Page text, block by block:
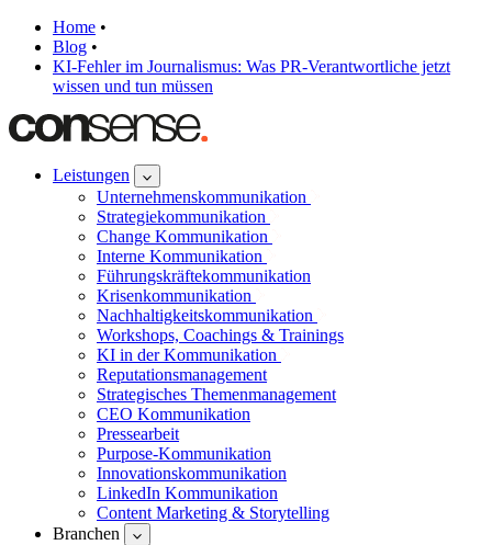
Home •
Blog •
KI-Fehler im Journalismus: Was PR-Verantwortliche jetzt
wissen und tun müssen
Leistungen
Unternehmenskommunikation
Strategiekommunikation
Change Kommunikation
Interne Kommunikation
Führungskräftekommunikation
Krisenkommunikation
Nachhaltigkeitskommunikation
Workshops, Coachings & Trainings
KI in der Kommunikation
Reputationsmanagement
Strategisches Themenmanagement
CEO Kommunikation
Pressearbeit
Purpose-Kommunikation
Innovationskommunikation
LinkedIn Kommunikation
Content Marketing & Storytelling
Branchen